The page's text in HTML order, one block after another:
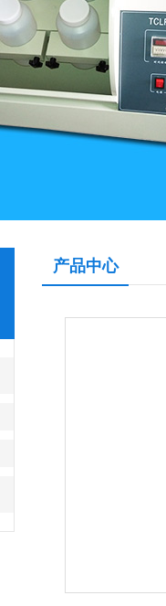
产品中心